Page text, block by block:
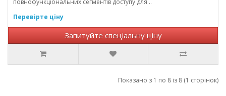
Перевірте ціну
Запитуйте спеціальну ціну
Показано з 1 по 8 із 8 (1 сторінок)